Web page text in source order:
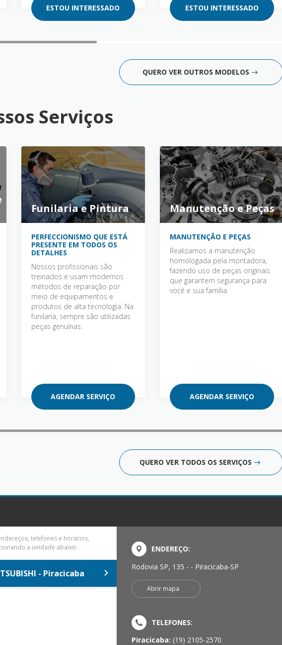
ESTOU INTERESSADO ESTOU INTERESSADO
QUERO VER OUTROS MODELOS
Serviços
Funilaria e Pintura
PERFECCIONISMO QUE ESTÁ
PRESENTE EM TODOS OS
DETALHES
Nossos profissionais são
treinados e usam modernos
métodos de reparação por
meio de equipamentos e
produtos de alta tecnologia. Na
funilaria, sempre são utilizadas
peças genuínas.
AGENDAR SERVIÇO
Manutenção e Peças
MANUTENÇÃO E PEÇAS
Realizamos a manutenção
homologada pela montadora,
fazendo uso de peças originais
que garantem segurança para
você e sua família.
AGENDAR SERVIÇO
QUERO VER TODOS OS SERVIÇOS
telefones e horários,
a unidade abaixo:
- Piracicaba
ENDEREÇO:
Rodovia SP, 135 - - Piracicaba-SP
Abrir mapa
TELEFONES:
Piracicaba: (19) 2105-2570